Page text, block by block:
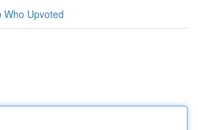
Who Upvoted